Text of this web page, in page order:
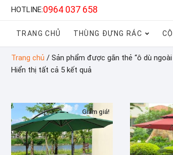
HOTLINE:0964 037 658
TRANG CHỦ THÙNG ĐỰNG RÁC
Trang chủ / Sản phẩm được gắn thẻ “ô dù ngoài
Hiển thị tất cả 5 kết quả
Giảm giá!